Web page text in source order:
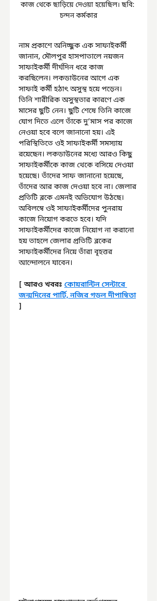
কাজ থেকে ছাড়িয়ে দেওয়া হয়েছিল। ছবি:
চন্দন কর্মকার
নাম প্রকাশে অনিচ্ছুক এক সাফাইকর্মী
জানান, মৌলপুর হাসপাতালে নয়জন
সাফাইকর্মী দীর্ঘদিন ধরে কাজ
করছিলেন। লকডাউনের আগে এক
সাফাই কর্মী হঠাৎ অসুস্থ হয়ে পড়েন।
তিনি শারীরিক অসুস্থতার কারণে এক
মাসের ছুটি নেন। ছুটি শেষে তিনি কাজে
যোগ দিতে এলে তাঁকে দু’মাস পর কাজে
নেওয়া হবে বলে জানানো হয়। এই
পরিস্থিতিতে ওই সাফাইকর্মী সমস্যায়
রয়েছেন। লকডাউনের মধ্যে আরও কিছু
সাফাইকর্মীকে কাজ থেকে বসিয়ে দেওয়া
হয়েছে। তাঁদের সাফ জানানো হয়েছে,
তাঁদের আর কাজ দেওয়া হবে না। জেলার
প্রতিটি ব্লকে এমনই অভিযোগ উঠছে।
অবিলম্বে ওই সাফাইকর্মীদের পুনরায়
কাজে নিয়োগ করতে হবে। যদি
সাফাইকর্মীদের কাজে নিয়োগ না করানো
হয় তাহলে জেলার প্রতিটি ব্লকের
সাফাইকর্মীদের নিয়ে তাঁরা বৃহত্তর
আন্দোলনে যাবেন।
[ আরও খবরঃ কোয়রান্টিন সেন্টারে
জন্মদিনের পার্টি, নজির গড়ল দীপান্বিতা
]